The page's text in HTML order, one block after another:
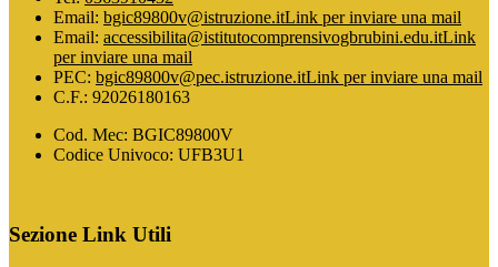
Email: bgic89800v@istruzione.itLink per inviare una mail
Email: accessibilita@istitutocomprensivogbrubini.edu.itLink
per inviare una mail
PEC: bgic89800v@pec.istruzione.itLink per inviare una mail
C.F.: 92026180163
Cod. Mec: BGIC89800V
Codice Univoco: UFB3U1
Sezione Link Utili